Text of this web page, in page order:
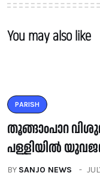
You may also like
PARISH
തൂങ്ങാoപാറ
പള്ളിയിൽ
BY SANJO NEWS